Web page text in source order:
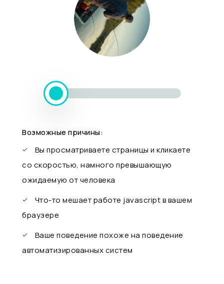
Возможные причины:
Вы просматриваете страницы и кликаете
со скоростью, намного превышающую
ожидаемую от человека
Что-то мешает работе javascript в вашем
браузере
Ваше поведение похоже на поведение
автоматизированных систем